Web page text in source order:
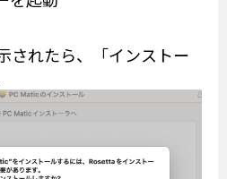
されたら、「インストー